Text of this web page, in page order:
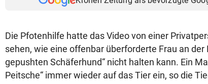
Die Pfotenhilfe hatte das Video von einer
sehen, wie eine offenbar überforderte Frau an der
gepushten Schäferhund“ nicht halten kann. Ein
Peitsche“ immer wieder auf das Tier ein, so die